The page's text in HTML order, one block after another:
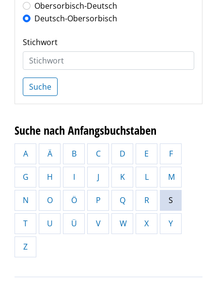
Obersorbisch-Deutsch
Deutsch-Obersorbisch
Stichwort
Suche
Suche nach Anfangsbuchstaben
A Ä B C D E F
G H I J K L M
N O Ö P Q R S
T U Ü V W X Y
Z